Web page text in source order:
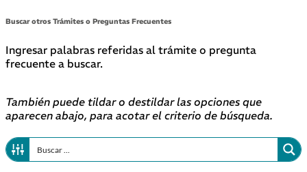
Buscar otros Trámites o Preguntas Frecuentes
Ingresar palabras referidas al trámite o pregunta
frecuente a buscar.
También puede tildar o destildar las opciones que
aparecen abajo, para acotar el criterio de búsqueda.